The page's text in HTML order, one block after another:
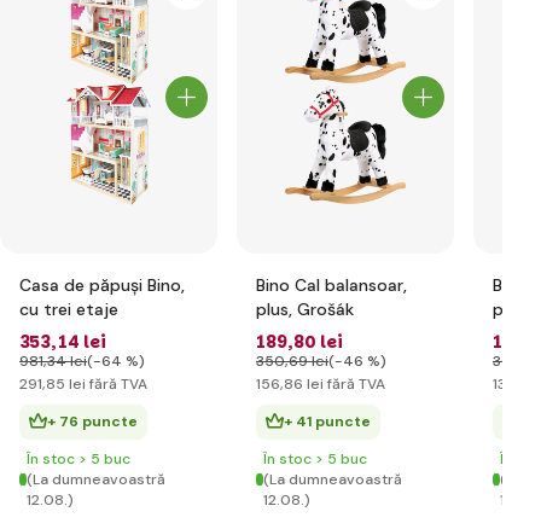
Casa de păpuși Bino,
cu trei etaje
353,14 lei
981,34 lei(-64 %)
291,85 lei fără TVA
+ 76 puncte
În stoc > 5 buc
(La dumneavoastră
12.08.)
Bino Cal balansoar,
plus, Grošák
189,80 lei
350,69 lei(-46 %)
156,86 lei fără TVA
+ 41 puncte
În stoc > 5 buc
(La dumneavoastră
12.08.)
Bino
163
300
134
În
(La